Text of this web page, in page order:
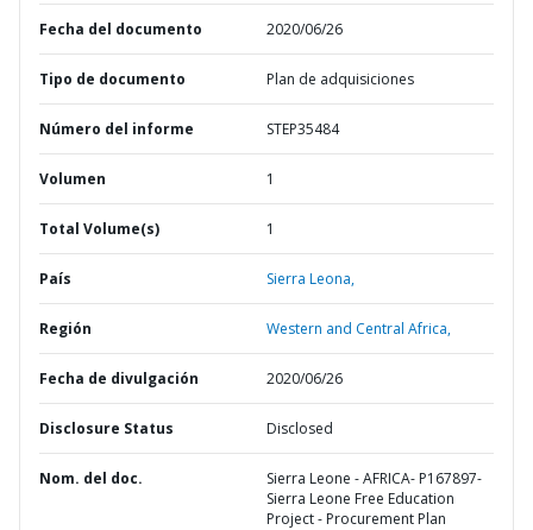
Fecha del documento 2020/06/26
Tipo de documento Plan de adquisiciones
Número del informe STEP35484
Volumen 1
Total Volume(s) 1
País Sierra Leona,
Región Western and Central Africa,
Fecha de divulgación 2020/06/26
Disclosure Status Disclosed
Nom. del doc.
Sierra Leone - AFRICA- P167897-
Sierra Leone Free Education
Project - Procurement Plan